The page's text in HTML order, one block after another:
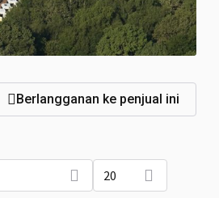
Berlangganan ke penjual ini
20